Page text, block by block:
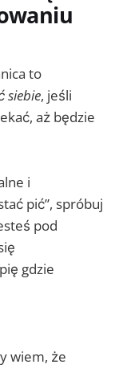
to
siebie, jeśli
aż będzie
i
pić”, spróbuj
pod
gdzie
wiem, że